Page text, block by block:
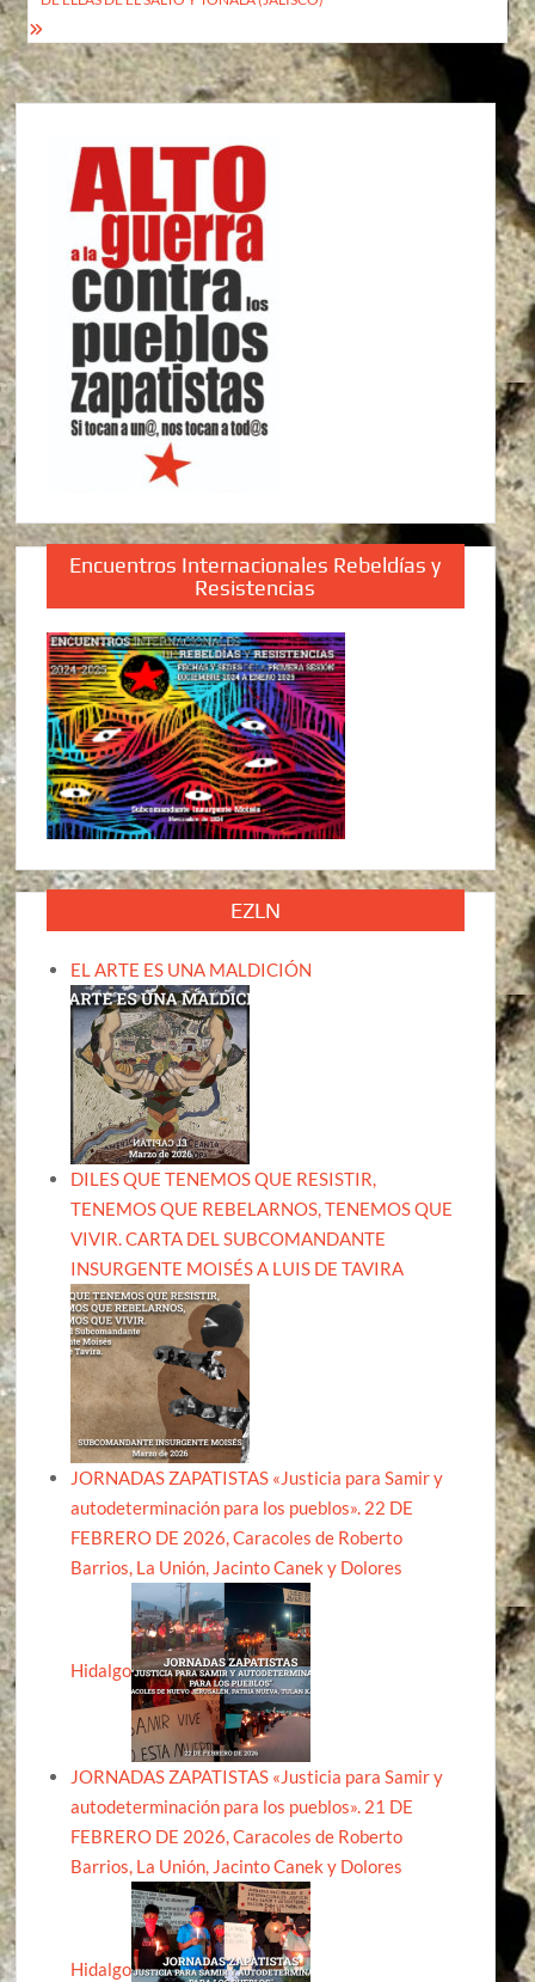
Encuentros Internacionales Rebeldías y
Resistencias
EZLN
EL ARTE ES UNA MALDICIÓN
DILES QUE TENEMOS QUE RESISTIR,
TENEMOS QUE REBELARNOS, TENEMOS QUE
VIVIR. CARTA DEL SUBCOMANDANTE
INSURGENTE MOISÉS A LUIS DE TAVIRA
JORNADAS ZAPATISTAS «Justicia para Samir y
autodeterminación para los pueblos». 22 DE
FEBRERO DE 2026, Caracoles de Roberto
Barrios, La Unión, Jacinto Canek y Dolores
Hidalgo
JORNADAS ZAPATISTAS «Justicia para Samir y
autodeterminación para los pueblos». 21 DE
FEBRERO DE 2026, Caracoles de Roberto
Barrios, La Unión, Jacinto Canek y Dolores
Hidalgo